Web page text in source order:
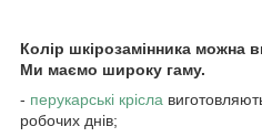
Колір шкірозамінника можна
Ми маємо широку гаму.
- перукарські крісла
робочих днів;